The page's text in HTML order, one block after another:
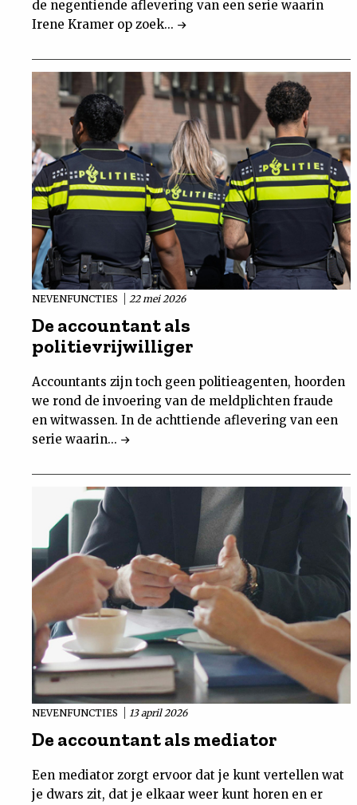
de negentiende aflevering van een serie waarin
Irene Kramer op zoek...
NEVENFUNCTIES 22 mei 2026
De accountant als
politievrijwilliger
Accountants zijn toch geen politieagenten, hoorden
we rond de invoering van de meldplichten fraude
en witwassen. In de achttiende aflevering van een
serie waarin...
NEVENFUNCTIES 13 april 2026
De accountant als mediator
Een mediator zorgt ervoor dat je kunt vertellen wat
je dwars zit, dat je elkaar weer kunt horen en er